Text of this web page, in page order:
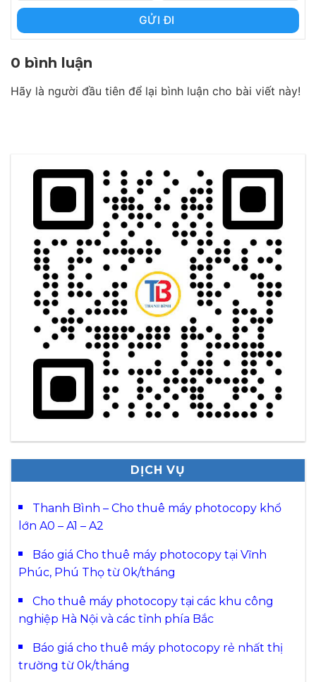
GỬI ĐI
0 bình luận
Hãy là người đầu tiên để lại bình luận cho bài viết này!
DỊCH VỤ
Thanh Bình – Cho thuê máy photocopy khổ
lớn A0 – A1 – A2
Báo giá Cho thuê máy photocopy tại Vĩnh
Phúc, Phú Thọ từ 0k/tháng
Cho thuê máy photocopy tại các khu công
nghiệp Hà Nội và các tỉnh phía Bắc
Báo giá cho thuê máy photocopy rẻ nhất thị
trường từ 0k/tháng